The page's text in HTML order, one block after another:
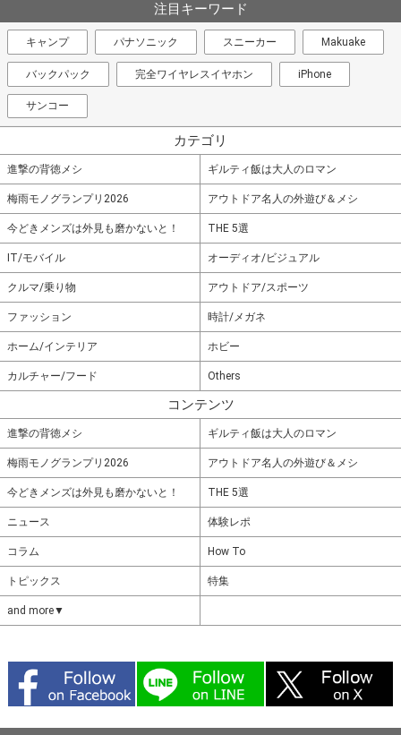
注目キーワード
キャンプ パナソニック スニーカー Makuake
バックパック 完全ワイヤレスイヤホン iPhone
サンコー
カテゴリ
進撃の背徳メシ ギルティ飯は大人のロマン
梅雨モノグランプリ2026 アウトドア名人の外遊び＆メシ
今どきメンズは外見も磨かないと！ THE 5選
IT/モバイル オーディオ/ビジュアル
クルマ/乗り物 アウトドア/スポーツ
ファッション 時計/メガネ
ホーム/インテリア ホビー
カルチャー/フード Others
コンテンツ
進撃の背徳メシ ギルティ飯は大人のロマン
梅雨モノグランプリ2026 アウトドア名人の外遊び＆メシ
今どきメンズは外見も磨かないと！ THE 5選
ニュース 体験レポ
コラム How To
トピックス 特集
and more▼